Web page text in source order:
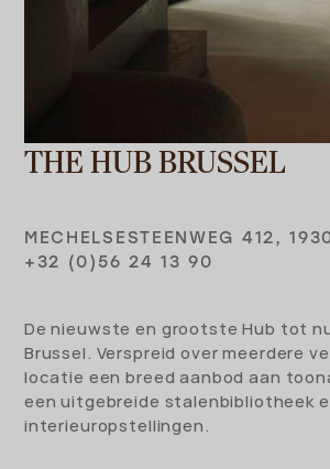
THE HUB BRUSSEL
MECHELSESTEENWEG 412,
+32 (0)56 24 13 90
De nieuwste en grootste Hub tot
Brussel. Verspreid over meerdere
locatie een breed aanbod aan
een uitgebreide stalenbibliotheek
interieuropstellingen.